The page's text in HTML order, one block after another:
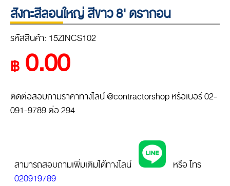
สังกะสีลอนใหญ่ สีขาว 8' ดรากอน
รหัสสินค้า: 15ZINCS102
฿ 0.00
ติดต่อสอบถามราคาทางไลน์ @contractorshop หรือเบอร์ 02-
091-9789 ต่อ 294
สามารถสอบถามเพิ่มเติมได้ทางไลน์
หรือ โทร
020919789